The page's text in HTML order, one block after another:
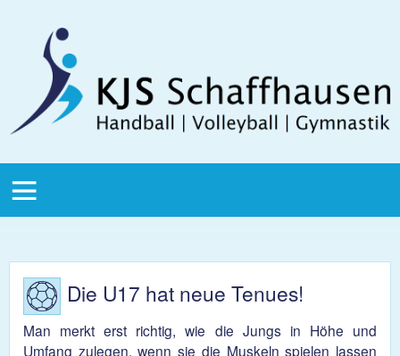
Schaffhausen
Menu
Die U17 hat neue Tenues!
Man merkt erst richtig, wie die Jungs in Höhe und
Umfang zulegen, wenn sie die Muskeln spielen lassen